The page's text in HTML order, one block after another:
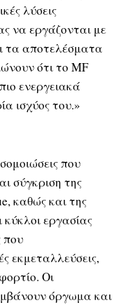
λύσεις
να εργάζονται με
τα αποτελέσματα
ότι το MF
ενεργειακά
ισχύος του.»
που
σύγκριση της
καθώς και της
κύκλοι εργασίας
που
εκμεταλλεύσεις,
Οι
όργωμα και